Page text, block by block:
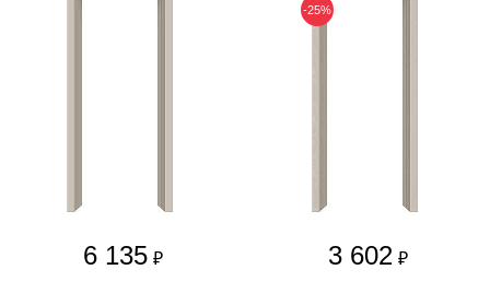
6 135 ₽
-25%
3 602 ₽